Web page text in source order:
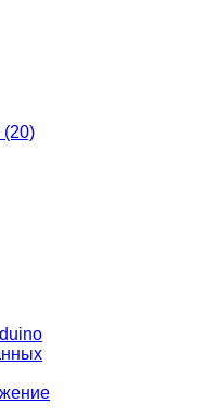
(20)